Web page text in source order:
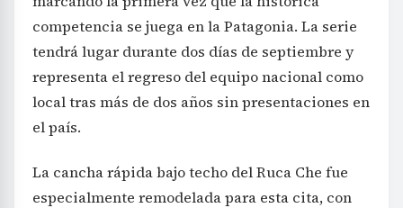
competencia se juega en la Patagonia. La serie
tendrá lugar durante dos días de septiembre y
representa el regreso del equipo nacional como
local tras más de dos años sin presentaciones en
el país.
La cancha rápida bajo techo del Ruca Che fue
especialmente remodelada para esta cita, con